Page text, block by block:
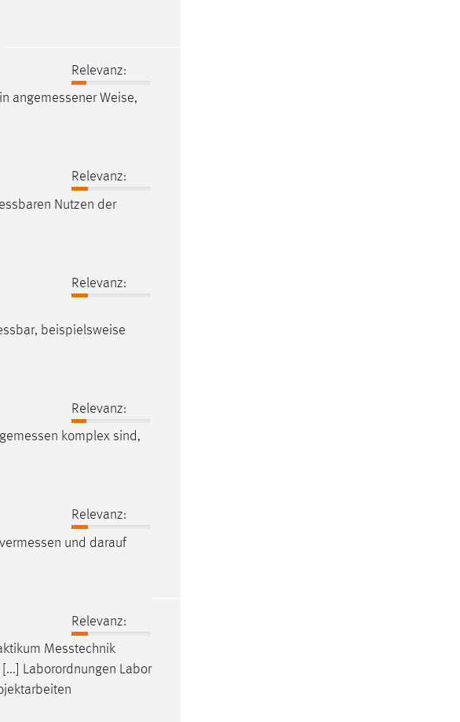
Relevanz:
angemessenerWeise,
Relevanz:
Nutzen der
Relevanz:
, beispielsweise
Relevanz:
komplex sind,
Relevanz:
vermessen und darauf
Relevanz:
Messtechnik
Laborordnungen Labor